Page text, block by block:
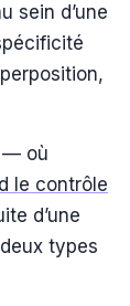
sein d’une
— où
le contrôle
d’une
types